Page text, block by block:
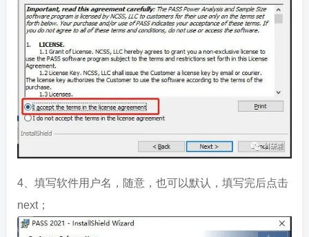
4、填写软件用户名，随意，也可以默认，填写完后点击
next；